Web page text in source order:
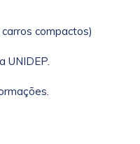
compactos)
UNIDEP.